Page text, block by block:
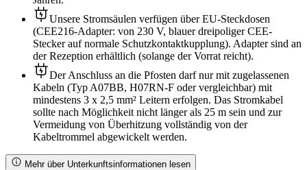
Unsere Stromsäulen verfügen über EU-Steckdosen
(CEE216-Adapter: von 230 V, blauer dreipoliger CEE-
Stecker auf normale Schutzkontaktkupplung). Adapter sind an
der Rezeption erhältlich (solange der Vorrat reicht).
Der Anschluss an die Pfosten darf nur mit zugelassenen
Kabeln (Typ A07BB, H07RN-F oder vergleichbar) mit
mindestens 3 x 2,5 mm² Leitern erfolgen. Das Stromkabel
sollte nach Möglichkeit nicht länger als 25 m sein und zur
Vermeidung von Überhitzung vollständig von der
Kabeltrommel abgewickelt werden.
Mehr über Unterkunftsinformationen lesen